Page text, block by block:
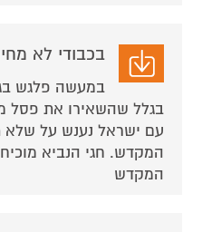
בכבודי לא
במעשה פלגש
בגלל שהשאירו את פסל
עם ישראל נענש על שלא
המקדש. חגי הנביא
המקדש